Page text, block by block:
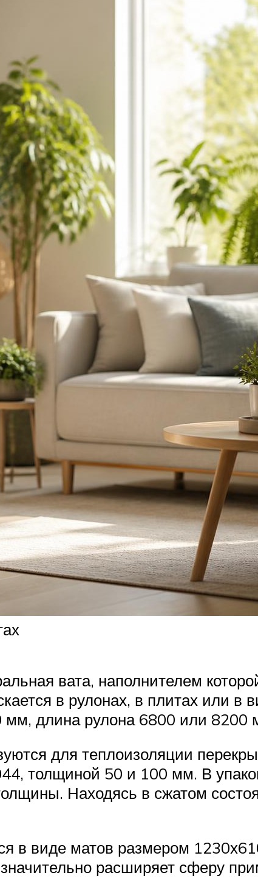
вата, наполнителем
в рулонах, в плитах или в
длина рулона 6800 или 8200
для теплоизоляции
толщиной 50 и 100 мм. В
Находясь в сжатом
в виде матов размером
расширяет сферу